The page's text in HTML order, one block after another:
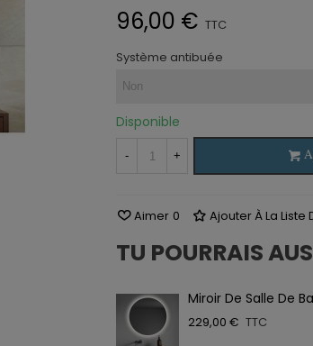
96,00 € TTC
Système antibuée
Disponible
- +
Aimer 0 Ajouter À La Liste
TU POURRAIS
Miroir De Salle De
229,00 € TTC